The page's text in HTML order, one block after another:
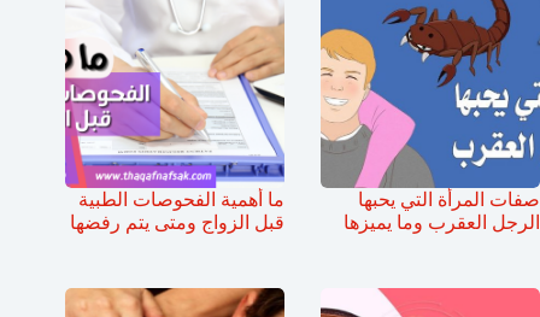
صفات المرأة التي يحبها
الرجل العقرب وما يميزها
ما أهمية الفحوصات الطبية
قبل الزواج ومتى يتم رفضها